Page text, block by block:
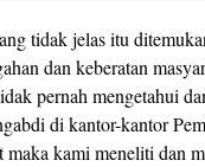
tidak jelas itu
dan keberatan
pernah mengetahui
di kantor-kantor
maka kami meneliti dan